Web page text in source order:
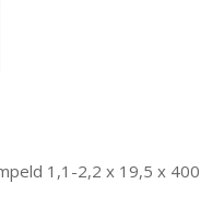
1,1-2,2 x 19,5 x 400